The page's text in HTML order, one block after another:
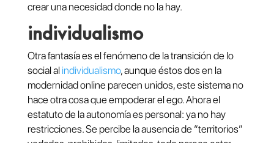
crear una necesidad donde no la hay.
individualismo
Otra fantasía es el fenómeno de la transición de lo
social al individualismo, aunque éstos dos en la
modernidad online parecen unidos, este sistema no
hace otra cosa que empoderar el ego. Ahora el
estatuto de la autonomía es personal: ya no hay
restricciones. Se percibe la ausencia de “territorios”